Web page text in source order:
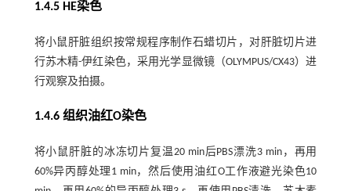
1.4.5 HE染色
将小鼠肝脏组织按常规程序制作石蜡切片，对肝脏切片进
行苏木精-伊红染色，采用光学显微镜（OLYMPUS/CX43）进
行观察及拍摄。
1.4.6 组织油红O染色
将小鼠肝脏的冰冻切片复温20 min后PBS漂洗3 min，再用
60%异丙醇处理1 min，然后使用油红O工作液避光染色10